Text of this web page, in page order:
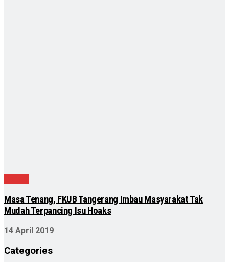
Masa Tenang, FKUB Tangerang Imbau Masyarakat Tak
Mudah Terpancing Isu Hoaks
14 April 2019
Categories